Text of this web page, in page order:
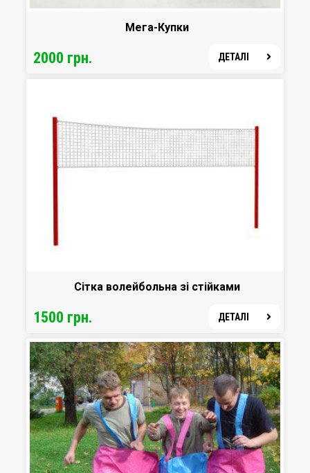
Мега-Купки
2000 грн. ДЕТАЛІ
Сітка волейбольна зі стійками
1500 грн. ДЕТАЛІ